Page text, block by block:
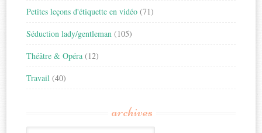
Petites leçons d'étiquette en vidéo (71)
Séduction lady/gentleman (105)
Théâtre & Opéra (12)
Travail (40)
archives